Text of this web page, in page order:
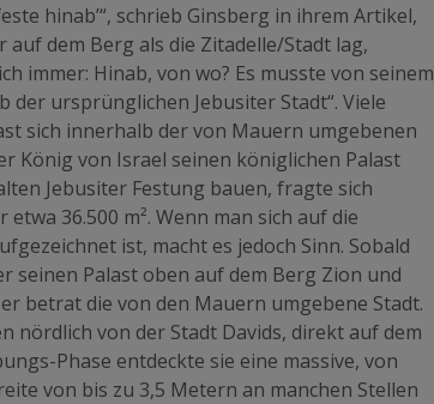
hinab’“, schrieb Ginsberg in ihrem Artikel,
auf dem Berg als die Zitadelle/Stadt lag,
immer: Hinab, von wo? Es musste von seinem
der ursprünglichen Jebusiter Stadt“. Viele
sich innerhalb der von Mauern umgebenen
König von Israel seinen königlichen Palast
Jebusiter Festung bauen, fragte sich
36.500 m². Wenn man sich auf die
ist, macht es jedoch Sinn. Sobald
seinen Palast oben auf dem Berg Zion und
betrat die von den Mauern umgebene Stadt.
nördlich von der Stadt Davids, direkt auf dem
Phase entdeckte sie eine massive, von
von bis zu 3,5 Metern an manchen Stellen